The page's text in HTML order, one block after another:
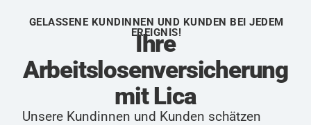
GELASSENE KUNDINNEN UND KUNDEN BEI JEDEM
EREIGNIS!
Ihre
Arbeitslosenversicherung
mit Lica
Unsere Kundinnen und Kunden schätzen